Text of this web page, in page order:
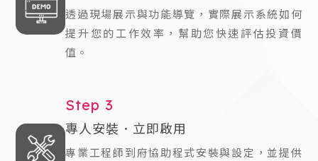
透過現場展示與功能導覽，實際展示系統如何
提升您的工作效率， 幫助您快速評估投資價
值。
專人安裝．立即啟用
Step 3
專業工程師到府協助程式安裝與設定，並提供